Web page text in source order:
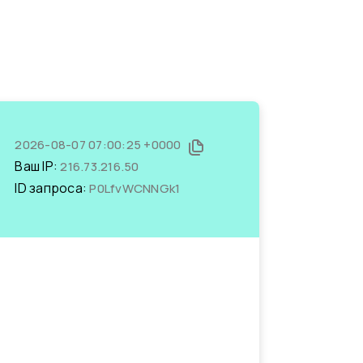
2026-08-07 07:00:25 +0000
Ваш IP:216.73.216.50
ID запроса:P0LfvWCNNGk1